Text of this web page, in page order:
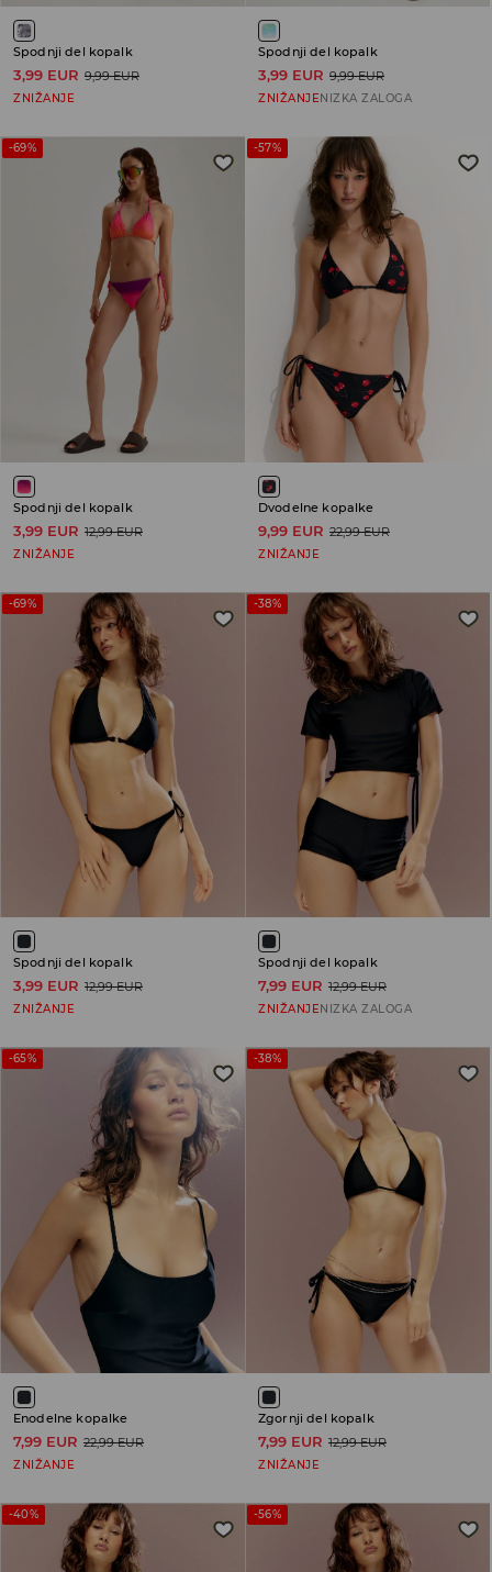
Spodnji del kopalk
3,99 EUR 9,99 EUR
ZNIŽANJE
Spodnji del kopalk
3,99 EUR 9,99 EUR
ZNIŽANJENIZKA ZALOGA
-69%
Spodnji del kopalk
3,99 EUR 12,99 EUR
ZNIŽANJE
-57%
Dvodelne kopalke
9,99 EUR 22,99 EUR
ZNIŽANJE
-69%
Spodnji del kopalk
3,99 EUR 12,99 EUR
ZNIŽANJE
-38%
Spodnji del kopalk
7,99 EUR 12,99 EUR
ZNIŽANJE NIZKA ZALOGA
-65%
Enodelne kopalke
7,99 EUR 22,99 EUR
ZNIŽANJE
-38%
Zgornji del kopalk
7,99 EUR 12,99 EUR
ZNIŽANJE
-40% -56%